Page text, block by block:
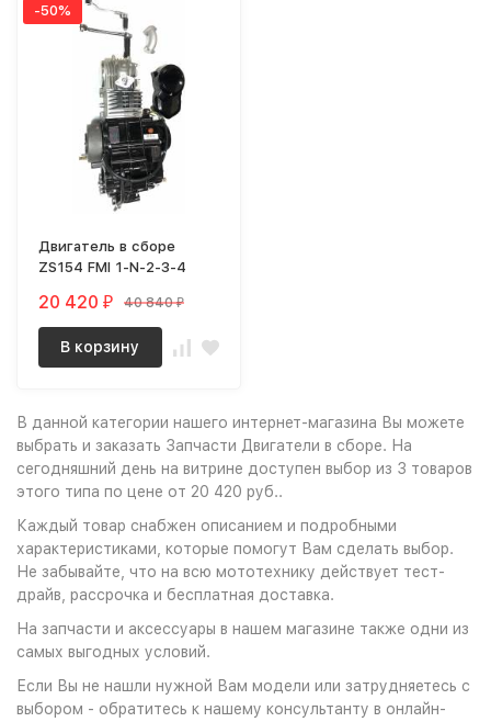
-50%
Двигатель в сборе
ZS154 FMI 1-N-2-3-4
20 420₽ 40 840₽
В корзину
В данной категории нашего интернет-магазина Вы можете
выбрать и заказать Запчасти Двигатели в сборе. На
сегодняшний день на витрине доступен выбор из 3 товаров
этого типа по цене от 20 420 руб..
Каждый товар снабжен описанием и подробными
характеристиками, которые помогут Вам сделать выбор.
Не забывайте, что на всю мототехнику действует тест-
драйв, рассрочка и бесплатная доставка.
На запчасти и аксессуары в нашем магазине также одни из
самых выгодных условий.
Если Вы не нашли нужной Вам модели или затрудняетесь с
выбором - обратитесь к нашему консультанту в онлайн-